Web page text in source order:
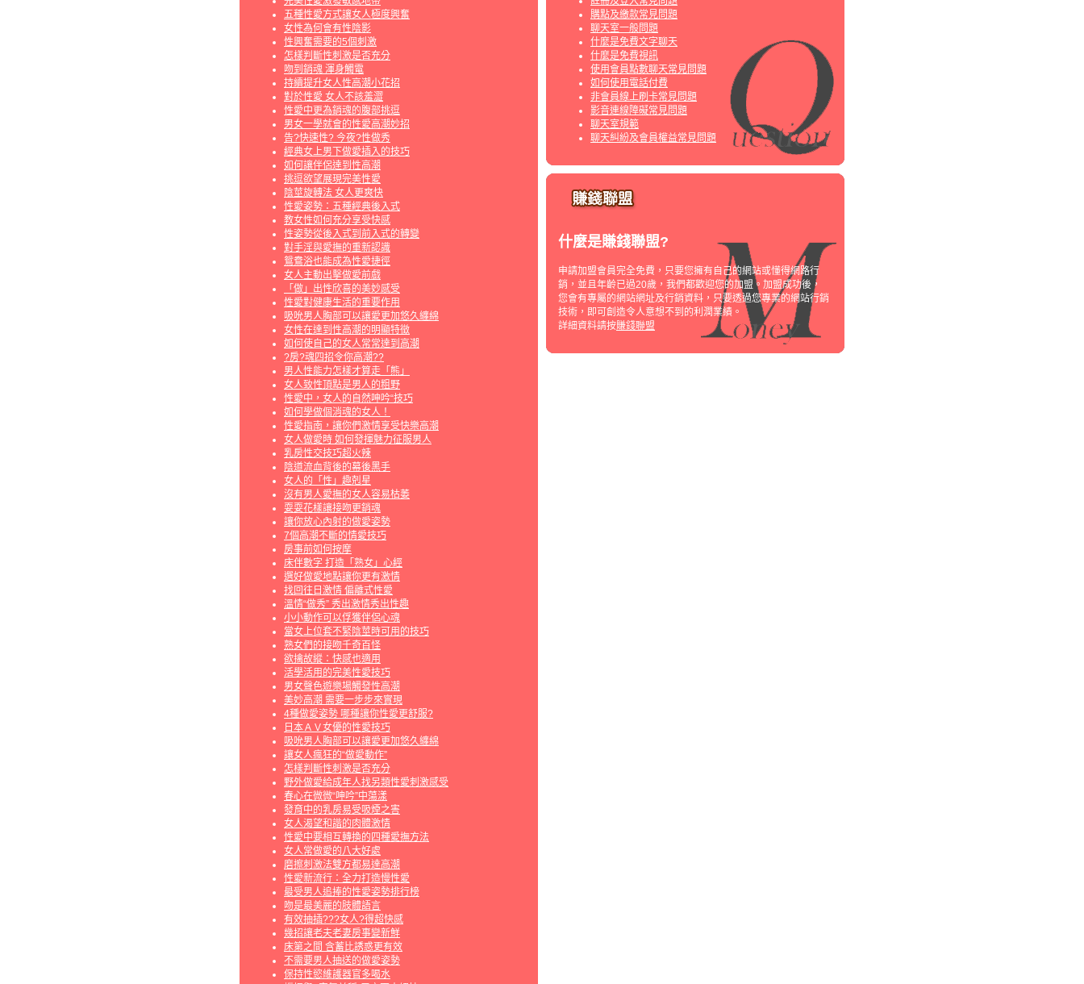
五種性愛方式讓女人極度興奮
女性為何會有性陰影
性興奮需要的5個刺激
怎樣判斷性刺激是否充分
吻到銷魂 渾身觸電
持續提升女人性高潮小花招
對於性愛 女人不該羞澀
性愛中更為銷魂的腹部挑逗
男女一學就會的性愛高潮妙招
告?快速性? 今夜?性做秀
經典女上男下做愛插入的技巧
如何讓伴侶達到性高潮
挑逗欲望展現完美性愛
陰莖旋轉法 女人更爽快
性愛姿勢：五種經典後入式
教女性如何充分享受快感
性姿勢從後入式到前入式的轉變
對手淫與愛撫的重新認識
鴛鴦浴也能成為性愛捷徑
女人主動出擊做愛前戲
「做」出性欣喜的美妙感受
性愛對健康生活的重要作用
吸吮男人胸部可以讓愛更加悠久纏綿
女性在達到性高潮的明顯特徵
如何使自己的女人常常達到高潮
?房?魂四招令你高潮??
男人性能力怎樣才算走「熊」
女人致性頂點是男人的粗野
性愛中，女人的自然呻吟“技巧
如何學做個消魂的女人！
性愛指南，讓你們激情享受快樂高潮
女人做愛時 如何發揮魅力征服男人
乳房性交技巧超火辣
陰道流血背後的幕後黑手
女人的「性」趣剋星
沒有男人愛撫的女人容易枯萎
耍耍花樣讓接吻更銷魂
讓你放心內射的做愛姿勢
7個高潮不斷的情愛技巧
房事前如何按摩
床伴數字 打造「熟女」心經
選好做愛地點讓你更有激情
找回往日激情 偏離式性愛
溫情“做秀” 秀出激情秀出性趣
小小動作可以俘獲伴侶心魂
當女上位套不緊陰莖時可用的技巧
熟女們的接吻千奇百怪
欲擒故縱：快感也適用
活學活用的完美性愛技巧
男女聲色遊樂場觸發性高潮
美妙高潮 需要一步步來實現
4種做愛姿勢 哪種讓你性愛更舒服?
日本ＡＶ女優的性愛技巧
吸吮男人胸部可以讓愛更加悠久纏綿
讓女人瘋狂的“做愛動作”
怎樣判斷性刺激是否充分
野外做愛給成年人找另類性愛刺激感受
春心在微微“呻吟”中蕩漾
發育中的乳房易受吸煙之害
女人渴望和諧的肉體激情
性愛中要相互轉換的四種愛撫方法
女人常做愛的八大好處
磨擦刺激法雙方都易達高潮
性愛新流行：全力打造慢性愛
最受男人追捧的性愛姿勢排行榜
吻是最美麗的肢體語言
有效抽插???女人?得超快感
幾招讓老夫老妻房事變新鮮
床第之間 含蓄比誘惑更有效
不需要男人抽送的做愛姿勢
保持性慾維護器官多喝水
購點及繳款常見問題
聊天室一般問題
什麼是免費文字聊天
什麼是免費視訊
使用會員點數聊天常見問題
如何使用電話付費
非會員線上刷卡常見問題
影音連線障礙常見問題
聊天室規範
聊天糾紛及會員權益常見問題
什麼是賺錢聯盟?
申請加盟會員完全免費，只要您擁有自己的網站或懂得網路行
銷，並且年齡已過20歲，我們都歡迎您的加盟。加盟成功後，
您會有專屬的網站網址及行銷資料，只要透過您專業的網站行銷
技術，即可創造令人意想不到的利潤業績。
詳細資料請按賺錢聯盟